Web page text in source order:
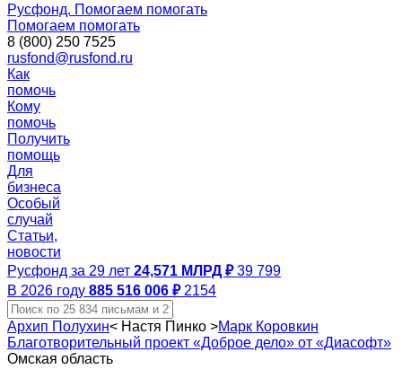
Русфонд. Помогаем помогать
Помогаем помогать
8 (800) 250 7525
rusfond@rusfond.ru
Как
помочь
Кому
помочь
Получить
помощь
Для
бизнеса
Особый
случай
Статьи,
новости
Русфонд за 29 лет 24,571 МЛРД ₽ 39 799
В 2026 году 885 516 006 ₽ 2154
Архип Полухин< Настя Пинко >Марк Коровкин
Благотворительный проект «Доброе дело» от «Диасофт»
Омская область